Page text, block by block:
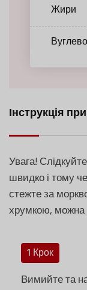
Жири
Інструкція
Увага!
швидко і тому
стежте за
хрумкою, можна
1 Крок
Вимийте та